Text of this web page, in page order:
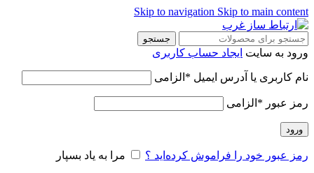
Skip to navigation Skip to main content
جستجو
ورود به سایت ایجاد حساب کاربری
نام کاربری یا آدرس ایمیل * الزامی
رمز عبور * الزامی
ورود
رمز عبور خود را فراموش کرده‌اید ؟ مرا به یاد بسپار